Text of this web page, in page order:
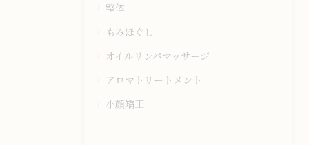
整体
もみほぐし
オイルリンパマッサージ
アロマトリートメント
小顔矯正